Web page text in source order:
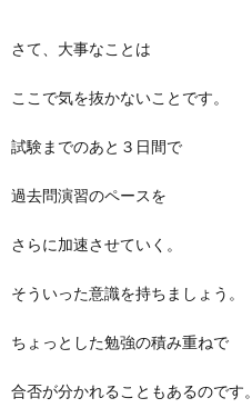
さて、大事なことは
ここで気を抜かないことです。
試験までのあと３日間で
過去問演習のペースを
さらに加速させていく。
そういった意識を持ちましょう。
ちょっとした勉強の積み重ねで
合否が分かれることもあるのです。